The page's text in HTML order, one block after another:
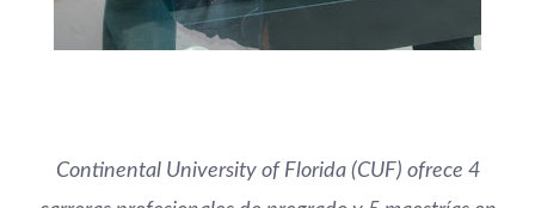
Continental University of Florida (CUF) ofrece 4